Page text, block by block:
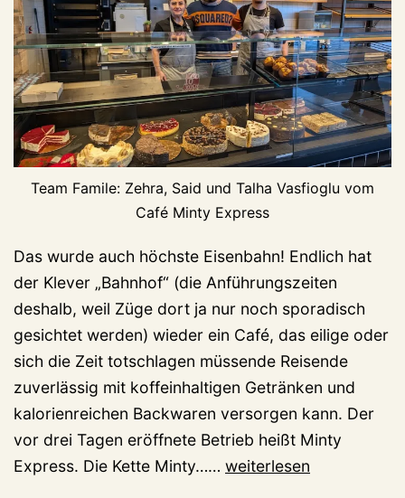
Team Famile: Zehra, Said und Talha Vasfioglu vom
Café Minty Express
Das wurde auch höchste Eisenbahn! Endlich hat
der Klever „Bahnhof“ (die Anführungszeiten
deshalb, weil Züge dort ja nur noch sporadisch
gesichtet werden) wieder ein Café, das eilige oder
sich die Zeit totschlagen müssende Reisende
zuverlässig mit koffeinhaltigen Getränken und
kalorienreichen Backwaren versorgen kann. Der
vor drei Tagen eröffnete Betrieb heißt Minty
Express. Die Kette Minty…… Endlich:
weiterlesen